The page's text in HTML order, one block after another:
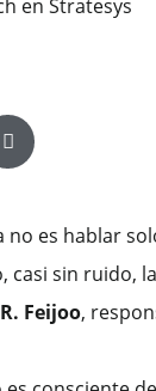
es hablar
casi sin ruido,
Feijoo,